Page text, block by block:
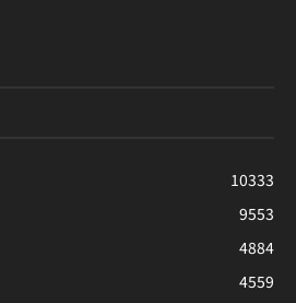
10333
9553
4884
4559